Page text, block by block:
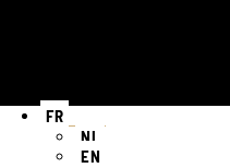
FR
NL
EN